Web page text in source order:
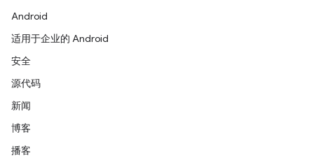
Android
适用于企业的 Android
安全
源代码
新闻
博客
播客